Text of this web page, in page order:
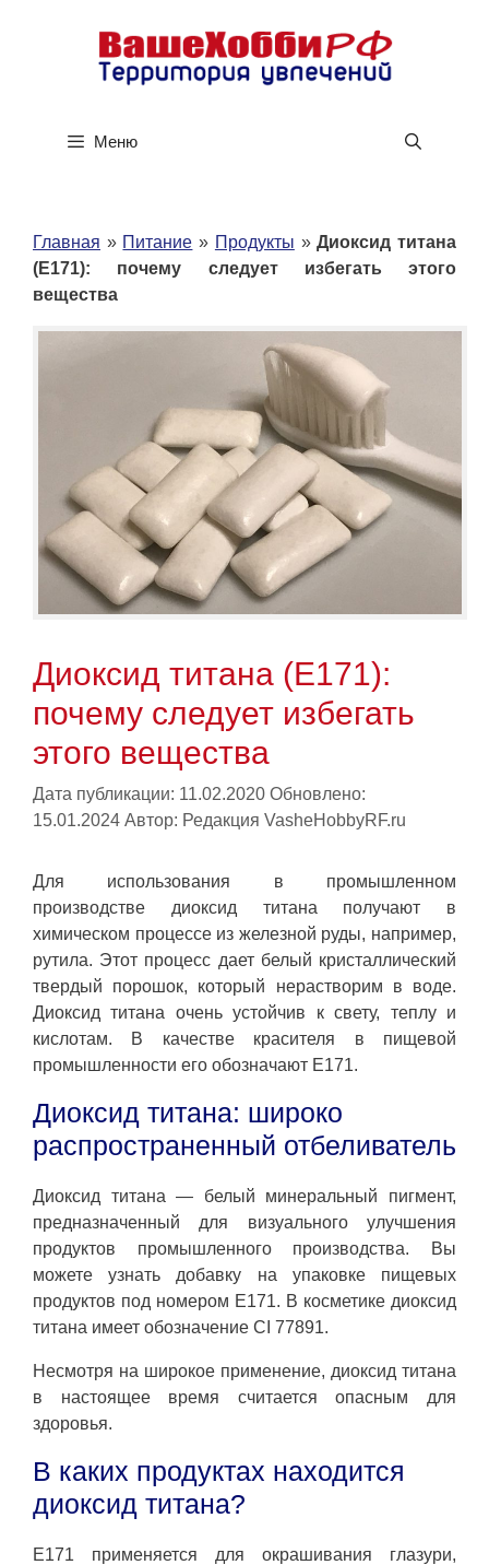
содержимому
Меню
Главная » Питание » Продукты »Диоксид титана
(E171): почему следует избегать этого
вещества
Диоксид титана (E171):
почему следует избегать
этого вещества
Дата публикации: 11.02.2020 Обновлено:
15.01.2024 Автор: Редакция VasheHobbyRF.ru
Для использования в промышленном
производстве диоксид титана получают в
химическом процессе из железной руды, например,
рутила. Этот процесс дает белый кристаллический
твердый порошок, который нерастворим в воде.
Диоксид титана очень устойчив к свету, теплу и
кислотам. В качестве красителя в пищевой
промышленности его обозначают E171.
Диоксид титана: широко
распространенный отбеливатель
Диоксид титана — белый минеральный пигмент,
предназначенный для визуального улучшения
продуктов промышленного производства. Вы
можете узнать добавку на упаковке пищевых
продуктов под номером E171. В косметике диоксид
титана имеет обозначение CI 77891.
Несмотря на широкое применение, диоксид титана
в настоящее время считается опасным для
здоровья.
В каких продуктах находится
диоксид титана?
E171 применяется для окрашивания глазури,